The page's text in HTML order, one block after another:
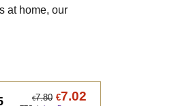
at home, our
€7.80 €7.02